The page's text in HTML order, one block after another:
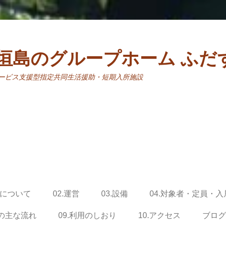
島のグループホーム ふだ
ビス支援型指定共同生活援助・短期入所施設
ついて 02.運営 03.設備 04.対象者・定員・入
主な流れ 09.利用のしおり 10.アクセス ブログ